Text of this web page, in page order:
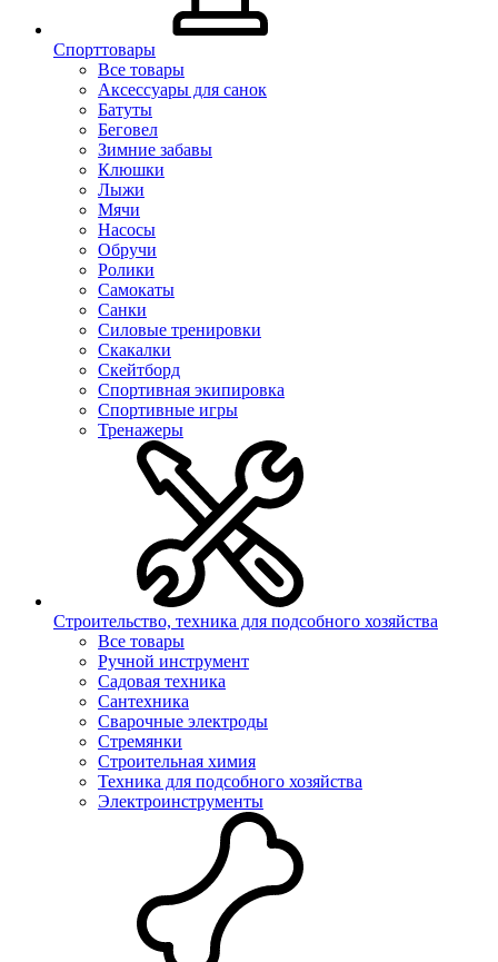
Спорттовары
Все товары
Аксессуары для санок
Батуты
Беговел
Зимние забавы
Клюшки
Лыжи
Мячи
Насосы
Обручи
Ролики
Самокаты
Санки
Силовые тренировки
Скакалки
Скейтборд
Спортивная экипировка
Спортивные игры
Тренажеры
Строительство, техника для подсобного хозяйства
Все товары
Ручной инструмент
Садовая техника
Сантехника
Сварочные электроды
Стремянки
Строительная химия
Техника для подсобного хозяйства
Электроинструменты